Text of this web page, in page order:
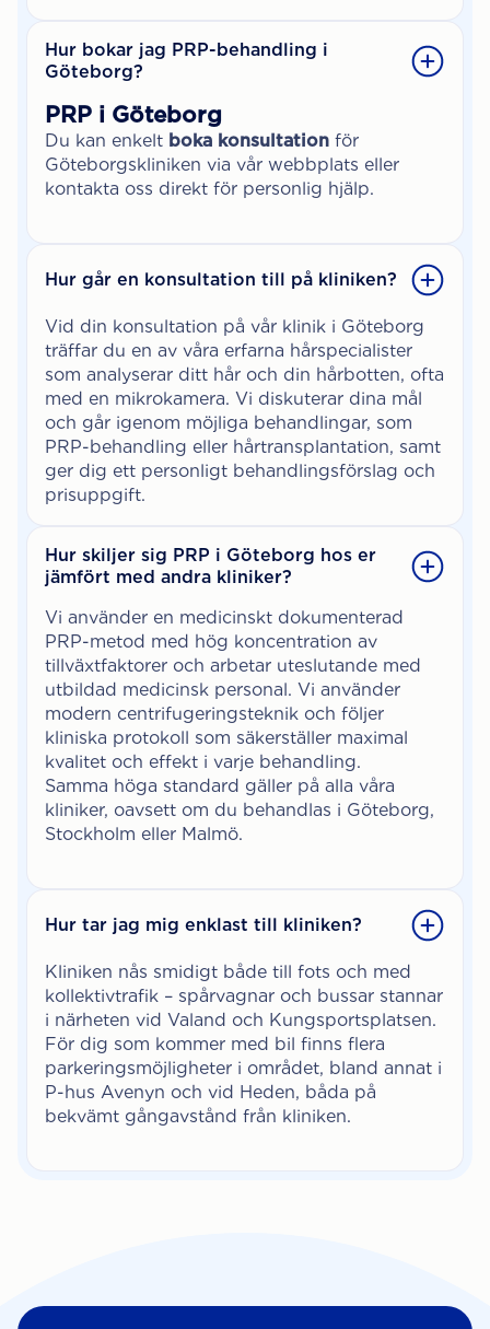
Hur bokar jag PRP-behandling i
Göteborg?
PRP i Göteborg
Du kan enkelt boka konsultation för
Göteborgskliniken via vår webbplats eller
kontakta oss direkt för personlig hjälp.
Hur går en konsultation till på kliniken?
Vid din konsultation på vår klinik i Göteborg
träffar du en av våra erfarna hårspecialister
som analyserar ditt hår och din hårbotten, ofta
med en mikrokamera. Vi diskuterar dina mål
och går igenom möjliga behandlingar, som
PRP-behandling eller hårtransplantation, samt
ger dig ett personligt behandlingsförslag och
prisuppgift.
Hur skiljer sig PRP i Göteborg hos er
jämfört med andra kliniker?
Vi använder en medicinskt dokumenterad
PRP-metod med hög koncentration av
tillväxtfaktorer och arbetar uteslutande med
utbildad medicinsk personal. Vi använder
modern centrifugeringsteknik och följer
kliniska protokoll som säkerställer maximal
kvalitet och effekt i varje behandling.
Samma höga standard gäller på alla våra
kliniker, oavsett om du behandlas i Göteborg,
Stockholm eller Malmö.
Hur tar jag mig enklast till kliniken?
Kliniken nås smidigt både till fots och med
kollektivtrafik – spårvagnar och bussar stannar
i närheten vid Valand och Kungsportsplatsen.
För dig som kommer med bil finns flera
parkeringsmöjligheter i området, bland annat i
P-hus Avenyn och vid Heden, båda på
bekvämt gångavstånd från kliniken.